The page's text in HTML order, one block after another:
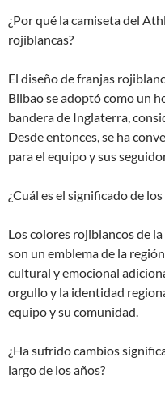
¿Por qué la camiseta del
rojiblancas?
El diseño de franjas
Bilbao se adoptó como un
bandera de Inglaterra,
Desde entonces, se ha
para el equipo y sus
¿Cuál es el significado de
Los colores rojiblancos de
son un emblema de la
cultural y emocional
orgullo y la identidad
equipo y su comunidad.
¿Ha sufrido cambios
largo de los años?